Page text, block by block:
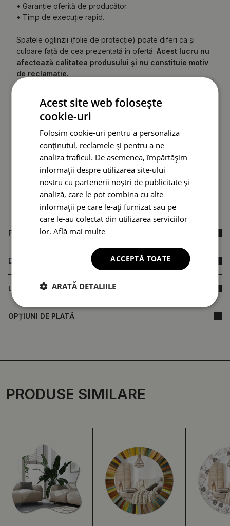
• Garanție oferită de producător.
• Timp de execuție rapid.
Spatele oglinzii (folie de protecție) poate diferi ca și
culoare față de cea prezentată în ofertă. Acest lucru nu
afectează calitatea produsului și nu constituie motiv
de reclamație.
FAQ
DIMENSIUNILE PRODUSULUI
LIVRARE
OPȚIUNI DE PLATĂ
PRODUSE SIMILARE
Acest site web folosește
cookie-uri
Folosim cookie-uri pentru a personaliza
conținutul, reclamele și pentru a ne
analiza traficul. De asemenea, împărtășim
informații despre utilizarea site-ului
nostru cu partenerii noștri de publicitate și
analiză, care le pot combina cu alte
informații pe care le-ați furnizat sau pe
care le-au colectat din utilizarea serviciilor
lor.Află mai multe
ACCEPTĂ TOATE
ARATĂ DETALIILE